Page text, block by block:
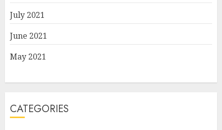
July 2021
June 2021
May 2021
CATEGORIES